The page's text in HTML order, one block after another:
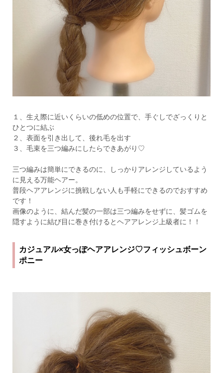
１、生え際に近いくらいの低めの位置で、手ぐしでざっくりと
ひとつに結ぶ
２、表面を引き出して、後れ毛を出す
３、毛束を三つ編みにしたらできあがり♡
三つ編みは簡単にできるのに、しっかりアレンジしているよう
に見える万能ヘアー。
普段ヘアアレンジに挑戦しない人も手軽にできるのでおすすめ
です！
画像のように、結んだ髪の一部は三つ編みをせずに、髪ゴムを
隠すように結び目に巻き付けるとヘアアレンジ上級者に！！
カジュアル×女っぽヘアアレンジ♡フィッシュボーン
ポニー